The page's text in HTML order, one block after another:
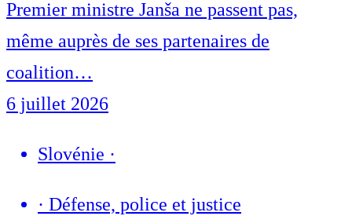
Premier ministre Janša ne passent pas,
même auprès de ses partenaires de
coalition…
6 juillet 2026
Slovénie ·
· Défense, police et justice